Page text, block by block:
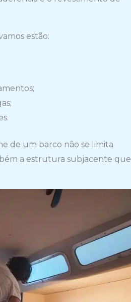
estão:
de um barco não se limita
a estrutura subjacente que